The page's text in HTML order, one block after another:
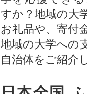
すか？地域の大
お礼品や、寄付
地域の大学への
自治体をご紹介